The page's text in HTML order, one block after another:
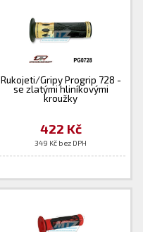
Rukojeti/Gripy Progrip 728 -
se zlatými hliníkovými
kroužky
422 Kč
349 Kč bez DPH